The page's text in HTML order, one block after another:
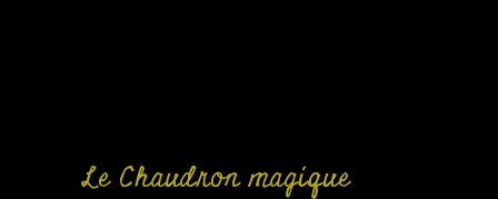
Le Chaudron magique